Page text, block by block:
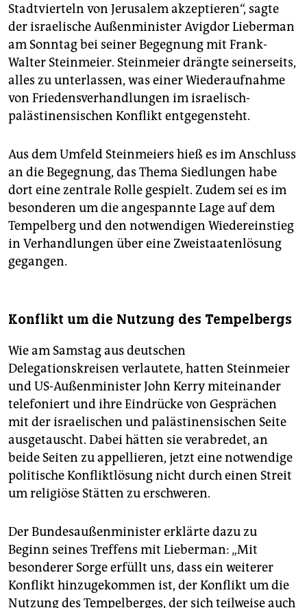
Stadtvierteln von Jerusalem akzeptieren“, sagte
der israelische Außenminister Avigdor Lieberman
am Sonntag bei seiner Begegnung mit Frank-
Walter Steinmeier. Steinmeier drängte seinerseits,
alles zu unterlassen, was einer Wiederaufnahme
von Friedensverhandlungen im israelisch-
palästinensischen Konflikt entgegensteht.
Aus dem Umfeld Steinmeiers hieß es im Anschluss
an die Begegnung, das Thema Siedlungen habe
dort eine zentrale Rolle gespielt. Zudem sei es im
besonderen um die angespannte Lage auf dem
Tempelberg und den notwendigen Wiedereinstieg
in Verhandlungen über eine Zweistaatenlösung
gegangen.
Konflikt um die Nutzung des Tempelbergs
Wie am Samstag aus deutschen
Delegationskreisen verlautete, hatten Steinmeier
und US-Außenminister John Kerry miteinander
telefoniert und ihre Eindrücke von Gesprächen
mit der israelischen und palästinensischen Seite
ausgetauscht. Dabei hätten sie verabredet, an
beide Seiten zu appellieren, jetzt eine notwendige
politische Konfliktlösung nicht durch einen Streit
um religiöse Stätten zu erschweren.
Der Bundesaußenminister erklärte dazu zu
Beginn seines Treffens mit Lieberman: „Mit
besonderer Sorge erfüllt uns, dass ein weiterer
Konflikt hinzugekommen ist, der Konflikt um die
Nutzung des Tempelberges, der sich teilweise auch